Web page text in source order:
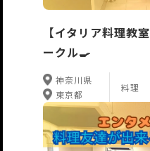
【イタリア料理教
ークル🍳
神奈川県
東京都
料理